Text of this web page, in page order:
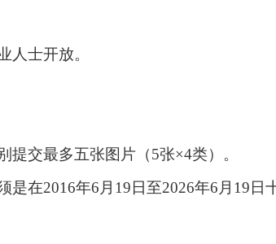
人士开放。
提交最多五张图片 （5张×4类） 。
是在2016年6月19日至2026年6月19日